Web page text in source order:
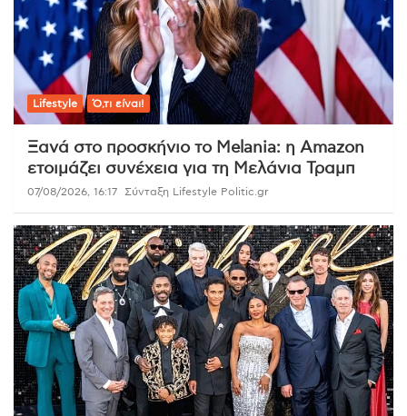
Lifestyle Ό,τι είναι!
Ξανά στο προσκήνιο το Melania: η Amazon
ετοιμάζει συνέχεια για τη Μελάνια Τραμπ
07/08/2026, 16:17 Σύνταξη Lifestyle Politic.gr